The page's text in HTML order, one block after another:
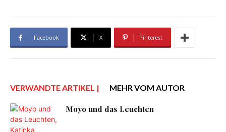
Facebook X Pinterest
VERWANDTE ARTIKEL | MEHR VOM AUTOR
Moyo und das Leuchten